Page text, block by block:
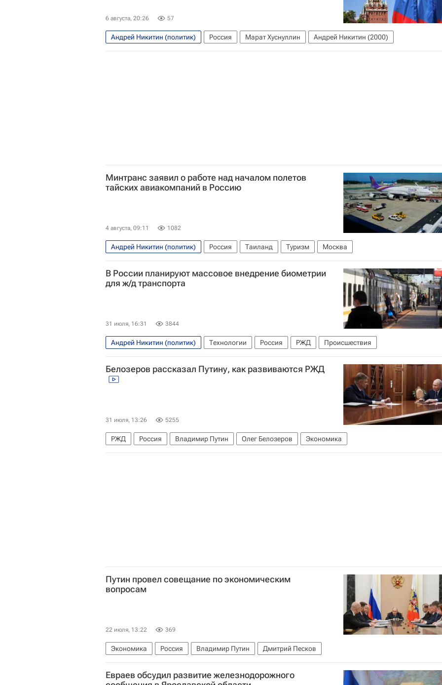
6 августа, 20:26 57
Андрей Никитин (политик) Россия Марат Хуснуллин Андрей Никитин (2000)
Минтранс заявил о работе над началом полетов
тайских авиакомпаний в Россию
4 августа, 09:11 1082
Андрей Никитин (политик) Россия Таиланд Туризм Москва
В России планируют массовое внедрение биометрии
для ж/д транспорта
31 июля, 16:31 3844
Андрей Никитин (политик) Технологии Россия РЖД Происшествия
Белозеров рассказал Путину, как развиваются РЖД
31 июля, 13:26 5255
РЖД Россия Владимир Путин Олег Белозеров Экономика
Путин провел совещание по экономическим
вопросам
22 июля, 13:22 369
Экономика Россия Владимир Путин Дмитрий Песков
Евраев обсудил развитие железнодорожного